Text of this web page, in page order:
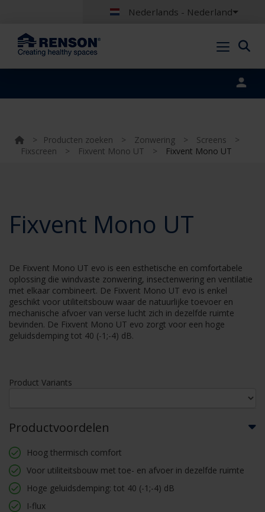
Nederlands - Nederland
> Producten zoeken > Zonwering > Screens
>
Fixscreen
> Fixvent Mono UT > Fixvent Mono UT
Fixvent Mono UT
De Fixvent Mono UT evo is een esthetische en comfortabele
oplossing die windvaste zonwering, insectenwering en ventilatie
met elkaar combineert. De Fixvent Mono UT evo is enkel
geschikt voor utiliteitsbouw waar de natuurlijke toevoer en
mechanische afvoer van verse lucht zich in dezelfde ruimte
bevinden. De Fixvent Mono UT evo zorgt voor een hoge
geluidsdemping tot 40 (-1;-4) dB.
Product Variants
Productvoordelen
Hoog thermisch comfort
Voor utiliteitsbouw met toe- en afvoer in dezelfde ruimte
Hoge geluidsdemping: tot 40 (-1;-4) dB
I-flux